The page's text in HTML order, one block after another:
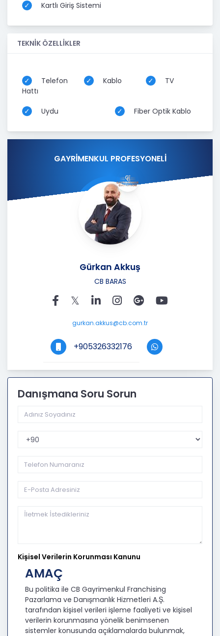
Kartlı Giriş Sistemi
TEKNİK ÖZELLİKLER
Telefon
Hattı
Kablo TV
Uydu Fiber Optik Kablo
GAYRİMENKUL PROFESYONELİ
Gürkan Akkuş
CB BARAS
gurkan.akkus@cb.com.tr
+905326332176
Danışmana Soru Sorun
Telefon Kodu
Kişisel Verilerin Korunması Kanunu
AMAÇ
Bu politika ile CB Gayrimenkul Franchising
Pazarlama ve Danışmanlık Hizmetleri A.Ş.
tarafından kişisel verileri işleme faaliyeti ve kişisel
verilerin korunmasına yönelik benimsenen
sistemler konusunda açıklamalarda bulunmak,